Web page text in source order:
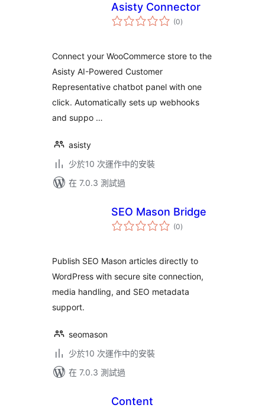
Asisty Connector
(0總
評)
Connect your WooCommerce store to the
Asisty AI-Powered Customer
Representative chatbot panel with one
click. Automatically sets up webhooks
and suppo …
asisty
少於10 次運作中的安裝
在 7.0.3 測試過
SEO Mason Bridge
(0總
評)
Publish SEO Mason articles directly to
WordPress with secure site connection,
media handling, and SEO metadata
support.
seomason
少於10 次運作中的安裝
在 7.0.3 測試過
Content